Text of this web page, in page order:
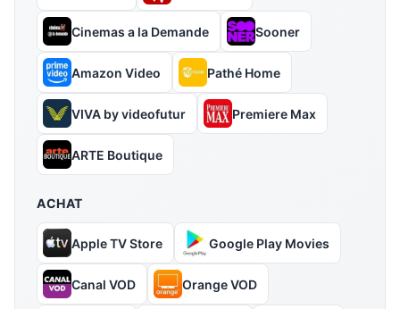
Cinemas a la Demande Sooner
Amazon Video Pathé Home
VIVA by videofutur Premiere Max
ARTE Boutique
ACHAT
Apple TV Store Google Play Movies
Canal VOD Orange VOD